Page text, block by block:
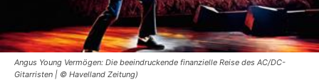
Angus Young Vermögen: Die beeindruckende finanzielle Reise des AC/DC-
Gitarristen | © Havelland Zeitung)